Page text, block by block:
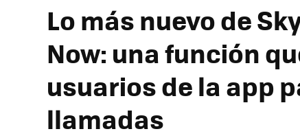
Lo más nuevo de
Now: una función
usuarios de la app
llamadas